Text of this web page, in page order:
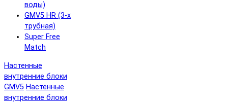
воды)
GMV5 HR (3-х
трубная)
Super Free
Match
Настенные
внутренние блоки
GMV5 Настенные
внутренние блоки